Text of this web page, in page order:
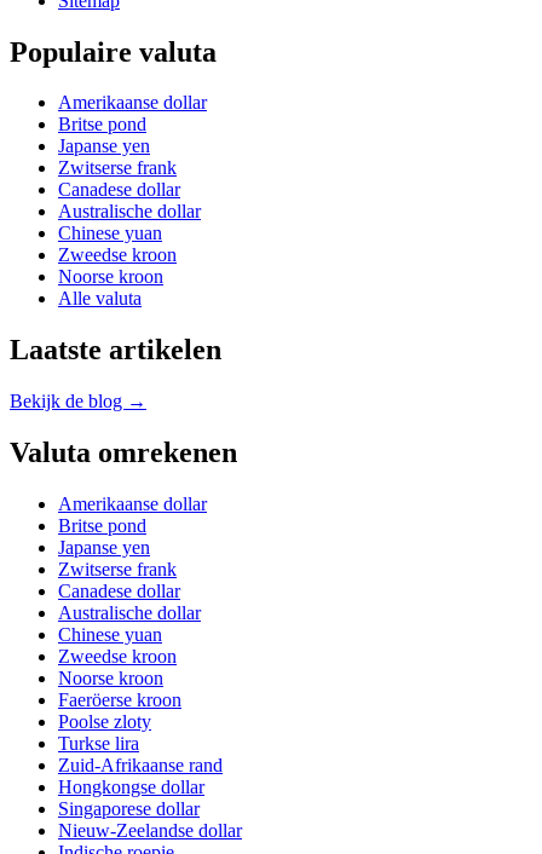
Populaire valuta
Amerikaanse dollar
Britse pond
Japanse yen
Zwitserse frank
Canadese dollar
Australische dollar
Chinese yuan
Zweedse kroon
Noorse kroon
Alle valuta
Laatste artikelen
Bekijk de blog →
Valuta omrekenen
Amerikaanse dollar
Britse pond
Japanse yen
Zwitserse frank
Canadese dollar
Australische dollar
Chinese yuan
Zweedse kroon
Noorse kroon
Faeröerse kroon
Poolse zloty
Turkse lira
Zuid-Afrikaanse rand
Hongkongse dollar
Singaporese dollar
Nieuw-Zeelandse dollar